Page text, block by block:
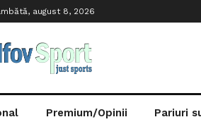
august 8, 2026
Premium/Opinii Pariuri